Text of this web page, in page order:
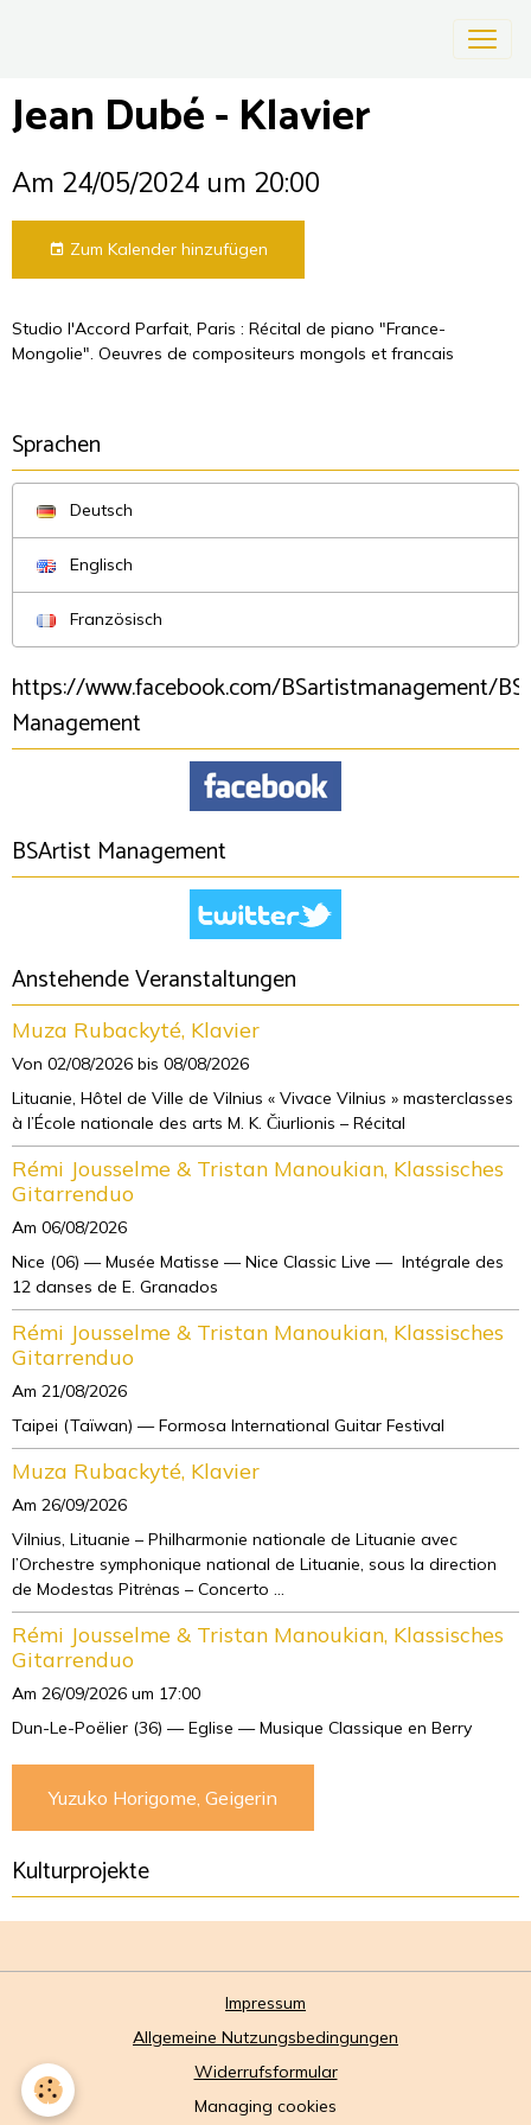
Jean Dubé - Klavier
Am 24/05/2024 um 20:00
Zum Kalender hinzufügen
Studio l'Accord Parfait, Paris : Récital de piano "France-
Mongolie". Oeuvres de compositeurs mongols et francais
Sprachen
Deutsch
Englisch
Französisch
https://www.facebook.com/BSartistmanagement/
Management
BSArtist Management
Anstehende Veranstaltungen
Muza Rubackyté, Klavier
Von 02/08/2026 bis 08/08/2026
Lituanie, Hôtel de Ville de Vilnius « Vivace Vilnius » masterclasses
à l’École nationale des arts M. K. Čiurlionis – Récital
Rémi Jousselme & Tristan Manoukian, Klassisches
Gitarrenduo
Am 06/08/2026
Nice (06) — Musée Matisse — Nice Classic Live — Intégrale des
12 danses de E. Granados
Rémi Jousselme & Tristan Manoukian, Klassisches
Gitarrenduo
Am 21/08/2026
Taipei (Taïwan) — Formosa International Guitar Festival
Muza Rubackyté, Klavier
Am 26/09/2026
Vilnius, Lituanie – Philharmonie nationale de Lituanie avec
l’Orchestre symphonique national de Lituanie, sous la direction
de Modestas Pitrėnas – Concerto ...
Rémi Jousselme & Tristan Manoukian, Klassisches
Gitarrenduo
Am 26/09/2026 um 17:00
Dun-Le-Poëlier (36) — Eglise — Musique Classique en Berry
Yuzuko Horigome, Geigerin
Kulturprojekte
Impressum
Allgemeine Nutzungsbedingungen
Widerrufsformular
Managing cookies